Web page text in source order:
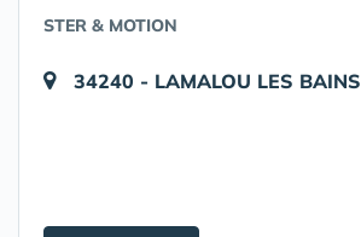
STER & MOTION
34240 - LAMALOU LES BAINS